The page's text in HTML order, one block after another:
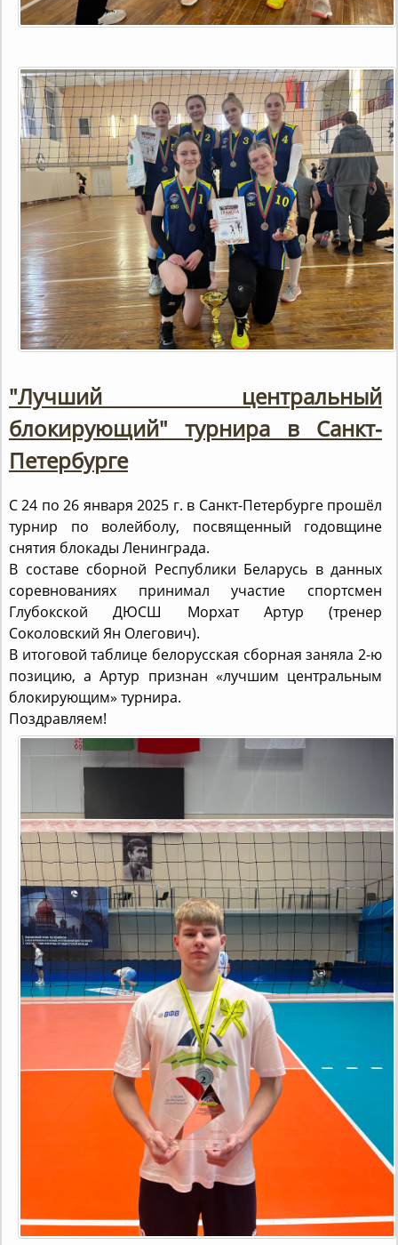
блокирующий" турнира в Санкт-
Петербурге
турнир по волейболу, посвященный годовщине
снятия блокады Ленинграда.
В составе сборной Республики Беларусь в данных
соревнованиях принимал участие спортсмен
Глубокской ДЮСШ Морхат Артур (тренер
Соколовский Ян Олегович).
В итоговой таблице белорусская сборная заняла 2-ю
позицию, а Артур признан «лучшим центральным
блокирующим» турнира.
Поздравляем!